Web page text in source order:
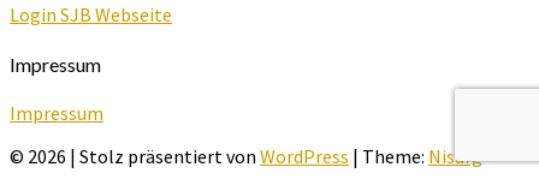
Login SJB Webseite
Impressum
Impressum
© 2026 | Stolz präsentiert von WordPress | Theme: Nisarg